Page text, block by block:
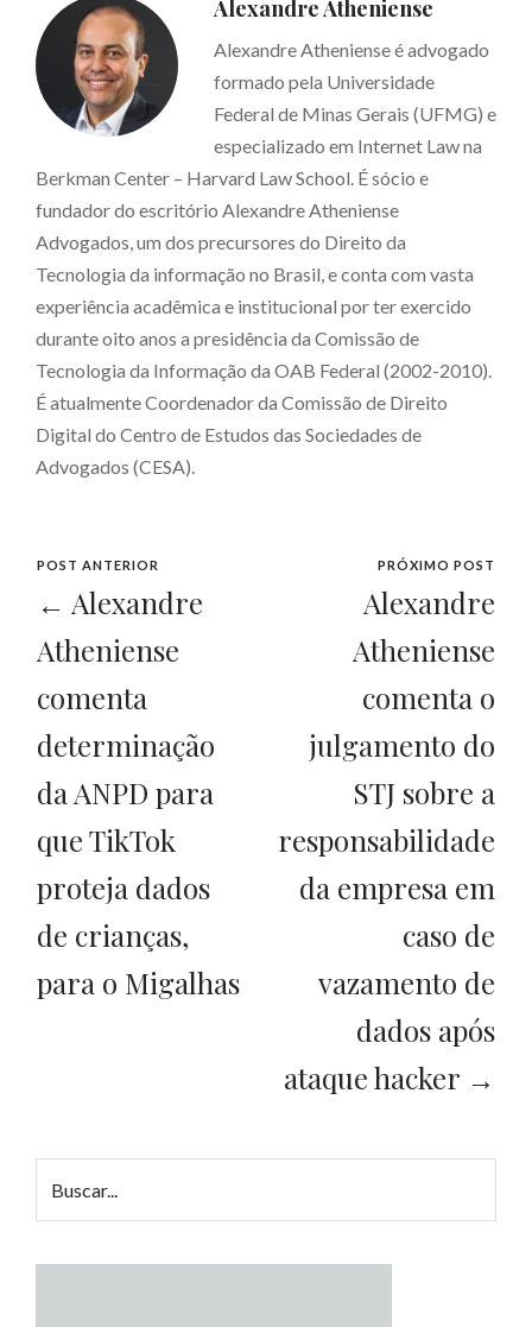
Alexandre Atheniense
Alexandre Atheniense é advogado
formado pela Universidade
Federal de Minas Gerais (UFMG) e
especializado em Internet Law na
Berkman Center – Harvard Law School. É sócio e
fundador do escritório Alexandre Atheniense
Advogados, um dos precursores do Direito da
Tecnologia da informação no Brasil, e conta com vasta
experiência acadêmica e institucional por ter exercido
durante oito anos a presidência da Comissão de
Tecnologia da Informação da OAB Federal (2002-2010).
É atualmente Coordenador da Comissão de Direito
Digital do Centro de Estudos das Sociedades de
Advogados (CESA).
POST ANTERIOR
← Alexandre
Atheniense
comenta
determinação
da ANPD para
que TikTok
proteja dados
de crianças,
para o Migalhas
PRÓXIMO POST
Alexandre
Atheniense
comenta o
julgamento do
STJ sobre a
responsabilidade
da empresa em
caso de
vazamento de
dados após
ataque hacker →